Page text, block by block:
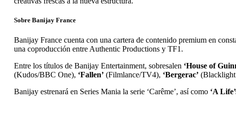
Sobre Banijay France
Banijay France cuenta con una cartera de contenido premium en
una coproducción entre Authentic Productions y TF1.
Entre los títulos de Banijay Entertainment, sobresalen ‘House of
(Kudos/BBC One), ‘Fallen’ (Filmlance/TV4), ‘Bergerac’
Banijay estrenará en Series Mania la serie ‘Carême’, así como ‘A